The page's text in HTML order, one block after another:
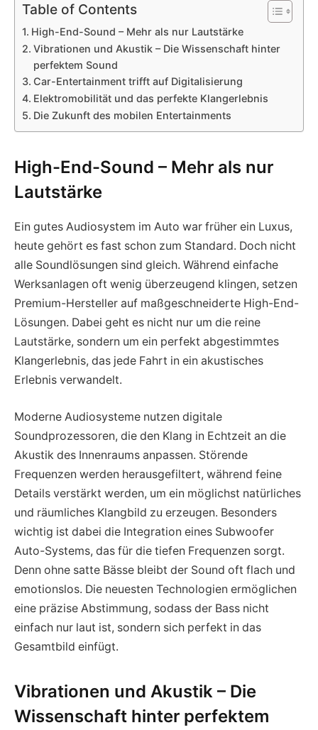
Table of Contents
High-End-Sound – Mehr als nur Lautstärke
Vibrationen und Akustik – Die Wissenschaft hinter
perfektem Sound
Car-Entertainment trifft auf Digitalisierung
Elektromobilität und das perfekte Klangerlebnis
Die Zukunft des mobilen Entertainments
High-End-Sound – Mehr als nur
Lautstärke
Ein gutes Audiosystem im Auto war früher ein Luxus,
heute gehört es fast schon zum Standard. Doch nicht
alle Soundlösungen sind gleich. Während einfache
Werksanlagen oft wenig überzeugend klingen, setzen
Premium-Hersteller auf maßgeschneiderte High-End-
Lösungen. Dabei geht es nicht nur um die reine
Lautstärke, sondern um ein perfekt abgestimmtes
Klangerlebnis, das jede Fahrt in ein akustisches
Erlebnis verwandelt.
Moderne Audiosysteme nutzen digitale
Soundprozessoren, die den Klang in Echtzeit an die
Akustik des Innenraums anpassen. Störende
Frequenzen werden herausgefiltert, während feine
Details verstärkt werden, um ein möglichst natürliches
und räumliches Klangbild zu erzeugen. Besonders
wichtig ist dabei die Integration eines Subwoofer
Auto-Systems, das für die tiefen Frequenzen sorgt.
Denn ohne satte Bässe bleibt der Sound oft flach und
emotionslos. Die neuesten Technologien ermöglichen
eine präzise Abstimmung, sodass der Bass nicht
einfach nur laut ist, sondern sich perfekt in das
Gesamtbild einfügt.
Vibrationen und Akustik – Die
Wissenschaft hinter perfektem